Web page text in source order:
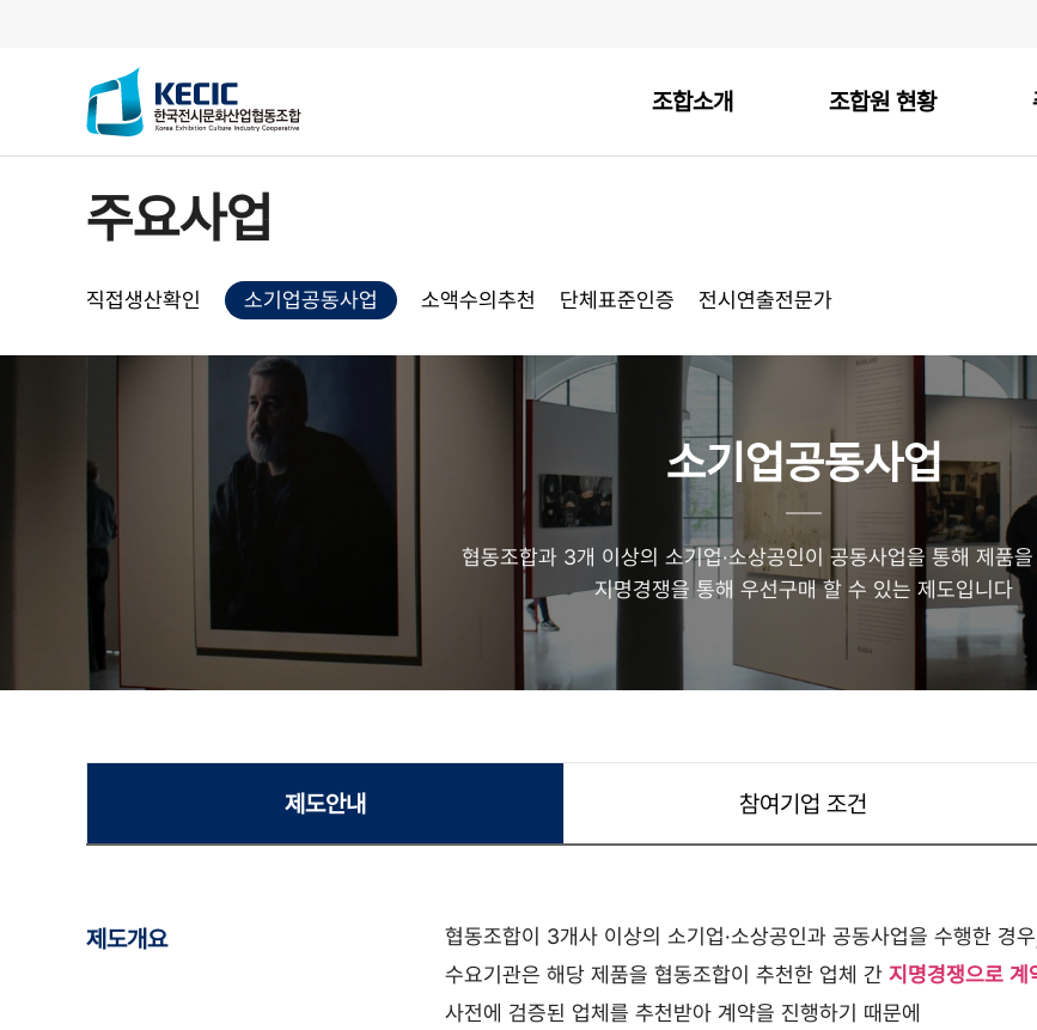
한국전시문화산업협동조합
조합소개 조합원 현황
주요사업
직접생산확인 소기업공동사업 소액수의추천 단체표준인증 전시연출전문가
소기업공동사업
협동조합과 3개 이상의 소기업·소상공인이 공동사업을 통해 제품
지명경쟁을 통해 우선구매 할 수 있는 제도입니다
제도안내 참여기업 조건
제도개요
협동조합이 3개사 이상의 소기업·소상공인과 공동사업을 수행한 경
수요기관은 해당 제품을 협동조합이 추천한 업체 간 지명경쟁으로 계
사전에 검증된 업체를 추천받아 계약을 진행하기 때문에